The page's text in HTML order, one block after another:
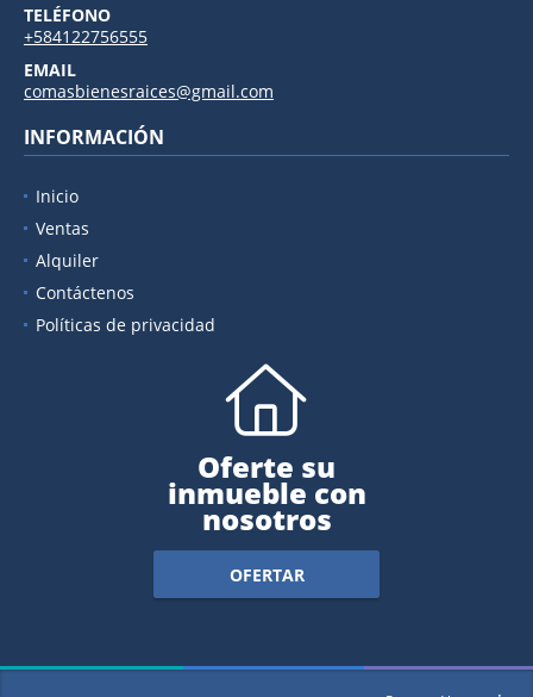
TELÉFONO
+584122756555
EMAIL
comasbienesraices@gmail.com
INFORMACIÓN
Inicio
Ventas
Alquiler
Contáctenos
Políticas de privacidad
Oferte su
inmueble con
nosotros
OFERTAR